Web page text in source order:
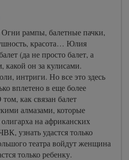
рампы, балетные пачки,
красота… Юлия
(да не просто балет, а
какой он за кулисами.
интриги. Но все это здесь
вплетено в еще более
как связан балет
алмазами, которые
на африканских
узнать удастся только
театра войдут женщина
только ребенку.